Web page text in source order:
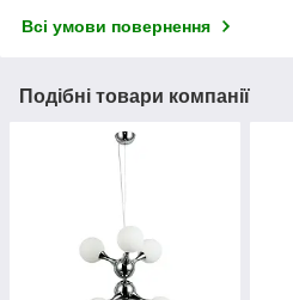
Всі умови повернення
Подібні товари компанії